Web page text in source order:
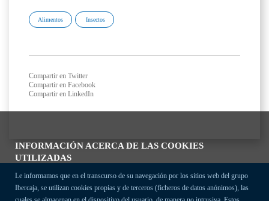
INFORMACIÓN ACERCA DE LAS COOKIES
UTILIZADAS
Le informamos que en el transcurso de su navegación por los sitios web del grupo
Ibercaja, se utilizan cookies propias y de terceros (ficheros de datos anónimos), las
Alimentos Insectos
Compartir en Twitter
Compartir en Facebook
Compartir en LinkedIn